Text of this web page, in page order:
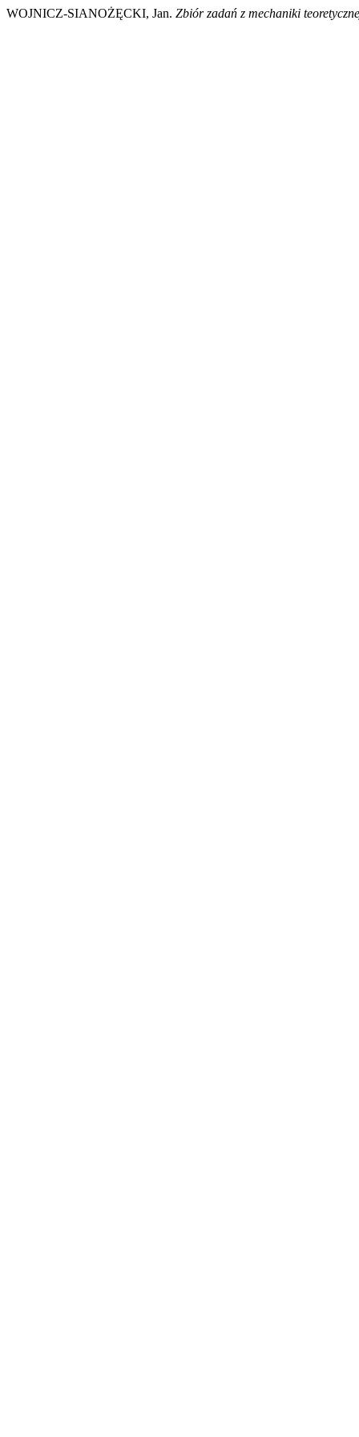
WOJNICZ-SIANOŻĘCKI, Jan. Zbiór zadań z mechaniki